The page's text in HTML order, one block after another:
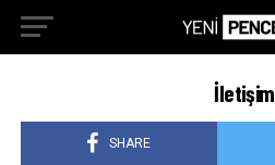
İletişim
SHARE